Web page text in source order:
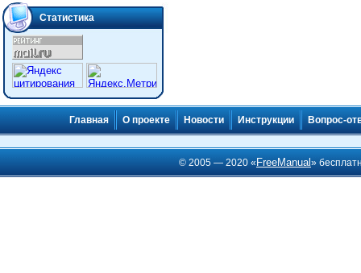
Статистика
Главная О проекте Новости Инструкции Вопрос-
© 2005 — 2020 « FreeManual»